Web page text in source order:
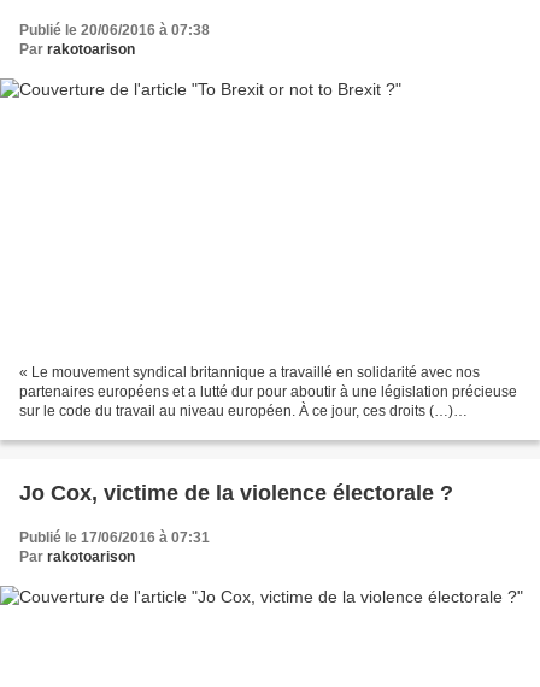
Publié le 20/06/2016 à 07:38
Par rakotoarison
« Le mouvement syndical britannique a travaillé en solidarité avec nos
partenaires européens et a lutté dur pour aboutir à une législation précieuse
sur le code du travail au niveau européen. À ce jour, ces droits (…)
Jo Cox, victime de la violence électorale ?
Publié le 17/06/2016 à 07:31
Par rakotoarison